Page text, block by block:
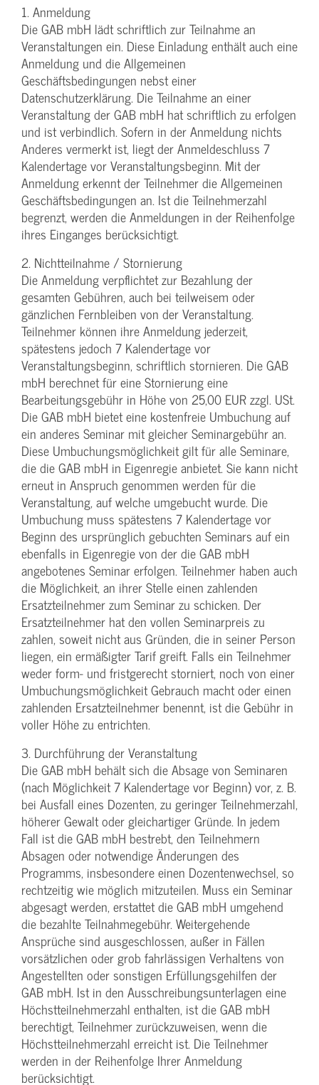
1. Anmeldung
Die GAB mbH lädt schriftlich zur Teilnahme an
Veranstaltungen ein. Diese Einladung enthält auch eine
Anmeldung und die Allgemeinen
Geschäftsbedingungen nebst einer
Datenschutzerklärung. Die Teilnahme an einer
Veranstaltung der GAB mbH hat schriftlich zu erfolgen
und ist verbindlich. Sofern in der Anmeldung nichts
Anderes vermerkt ist, liegt der Anmeldeschluss 7
Kalendertage vor Veranstaltungsbeginn. Mit der
Anmeldung erkennt der Teilnehmer die Allgemeinen
Geschäftsbedingungen an. Ist die Teilnehmerzahl
begrenzt, werden die Anmeldungen in der Reihenfolge
ihres Einganges berücksichtigt.
2. Nichtteilnahme / Stornierung
Die Anmeldung verpflichtet zur Bezahlung der
gesamten Gebühren, auch bei teilweisem oder
gänzlichen Fernbleiben von der Veranstaltung.
Teilnehmer können ihre Anmeldung jederzeit,
spätestens jedoch 7 Kalendertage vor
Veranstaltungsbeginn, schriftlich stornieren. Die GAB
mbH berechnet für eine Stornierung eine
Bearbeitungsgebühr in Höhe von 25,00 EUR zzgl. USt.
Die GAB mbH bietet eine kostenfreie Umbuchung auf
ein anderes Seminar mit gleicher Seminargebühr an.
Diese Umbuchungsmöglichkeit gilt für alle Seminare,
die die GAB mbH in Eigenregie anbietet. Sie kann nicht
erneut in Anspruch genommen werden für die
Veranstaltung, auf welche umgebucht wurde. Die
Umbuchung muss spätestens 7 Kalendertage vor
Beginn des ursprünglich gebuchten Seminars auf ein
ebenfalls in Eigenregie von der die GAB mbH
angebotenes Seminar erfolgen. Teilnehmer haben auch
die Möglichkeit, an ihrer Stelle einen zahlenden
Ersatzteilnehmer zum Seminar zu schicken. Der
Ersatzteilnehmer hat den vollen Seminarpreis zu
zahlen, soweit nicht aus Gründen, die in seiner Person
liegen, ein ermäßigter Tarif greift. Falls ein Teilnehmer
weder form- und fristgerecht storniert, noch von einer
Umbuchungsmöglichkeit Gebrauch macht oder einen
zahlenden Ersatzteilnehmer benennt, ist die Gebühr in
voller Höhe zu entrichten.
3. Durchführung der Veranstaltung
Die GAB mbH behält sich die Absage von Seminaren
(nach Möglichkeit 7 Kalendertage vor Beginn) vor, z. B.
bei Ausfall eines Dozenten, zu geringer Teilnehmerzahl,
höherer Gewalt oder gleichartiger Gründe. In jedem
Fall ist die GAB mbH bestrebt, den Teilnehmern
Absagen oder notwendige Änderungen des
Programms, insbesondere einen Dozentenwechsel, so
rechtzeitig wie möglich mitzuteilen. Muss ein Seminar
abgesagt werden, erstattet die GAB mbH umgehend
die bezahlte Teilnahmegebühr. Weitergehende
Ansprüche sind ausgeschlossen, außer in Fällen
vorsätzlichen oder grob fahrlässigen Verhaltens von
Angestellten oder sonstigen Erfüllungsgehilfen der
GAB mbH. Ist in den Ausschreibungsunterlagen eine
Höchstteilnehmerzahl enthalten, ist die GAB mbH
berechtigt, Teilnehmer zurückzuweisen, wenn die
Höchstteilnehmerzahl erreicht ist. Die Teilnehmer
werden in der Reihenfolge Ihrer Anmeldung
berücksichtigt.